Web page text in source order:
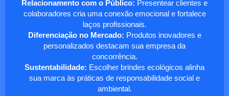
Relacionamento com o Público: Presentear clientes e
colaboradores cria uma conexão emocional e fortalece
laços profissionais.
Diferenciação no Mercado: Produtos inovadores e
personalizados destacam sua empresa da
concorrência.
Sustentabilidade: Escolher brindes ecológicos alinha
sua marca às práticas de responsabilidade social e
ambiental.